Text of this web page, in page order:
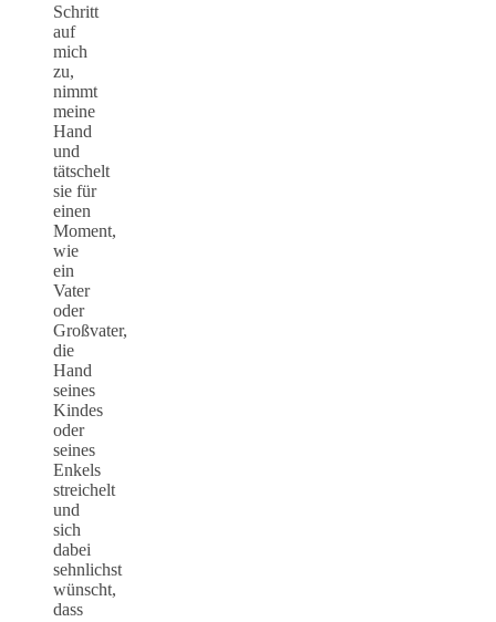
Schritt
auf
mich
zu,
nimmt
meine
Hand
und
tätschelt
sie für
einen
Moment,
wie
ein
Vater
oder
Großvater,
die
Hand
seines
Kindes
oder
seines
Enkels
streichelt
und
sich
dabei
sehnlichst
wünscht,
dass